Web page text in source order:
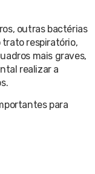
outras bactérias
trato respiratório,
mais graves,
realizar a
para